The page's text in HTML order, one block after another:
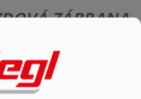
ZÁBRANA
Sériově